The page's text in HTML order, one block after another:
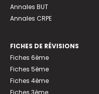
Annales BUT
Annales CRPE
FICHES DE RÉVISIONS
Fiches 6ème
Fiches 5ème
Fiches 4ème
Fiches 3ème